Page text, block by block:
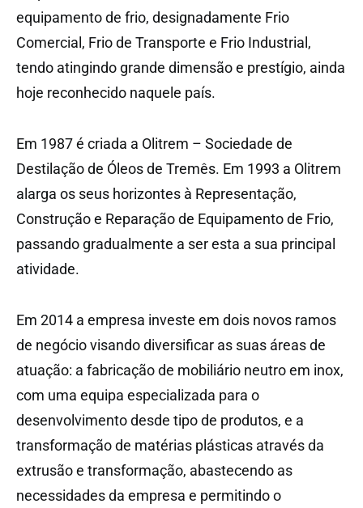
equipamento de frio, designadamente Frio
Comercial, Frio de Transporte e Frio Industrial,
tendo atingindo grande dimensão e prestígio, ainda
hoje reconhecido naquele país.
Em 1987 é criada a Olitrem – Sociedade de
Destilação de Óleos de Tremês. Em 1993 a Olitrem
alarga os seus horizontes à Representação,
Construção e Reparação de Equipamento de Frio,
passando gradualmente a ser esta a sua principal
atividade.
Em 2014 a empresa investe em dois novos ramos
de negócio visando diversificar as suas áreas de
atuação: a fabricação de mobiliário neutro em inox,
com uma equipa especializada para o
desenvolvimento desde tipo de produtos, e a
transformação de matérias plásticas através da
extrusão e transformação, abastecendo as
necessidades da empresa e permitindo o